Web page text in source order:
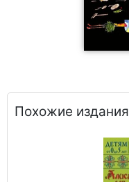
Похожие издания